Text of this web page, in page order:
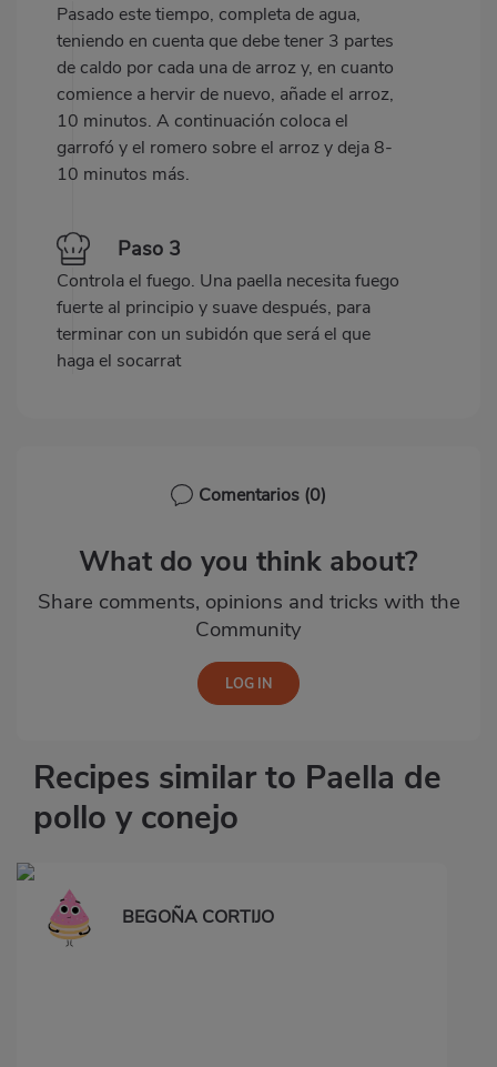
Pasado este tiempo, completa de agua,
teniendo en cuenta que debe tener 3 partes
de caldo por cada una de arroz y, en cuanto
comience a hervir de nuevo, añade el arroz,
10 minutos. A continuación coloca el
garrofó y el romero sobre el arroz y deja 8-
10 minutos más.
Paso 3
Controla el fuego. Una paella necesita fuego
fuerte al principio y suave después, para
terminar con un subidón que será el que
haga el socarrat
Comentarios (0)
What do you think about?
Share comments, opinions and tricks with the
Community
Recipes similar to Paella de
pollo y conejo
BEGOÑA CORTIJO